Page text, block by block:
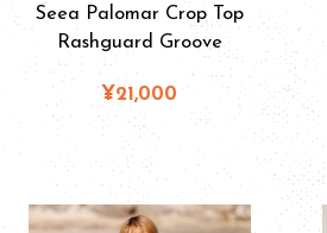
Seea Palomar Crop Top
Rashguard Groove
¥21,000